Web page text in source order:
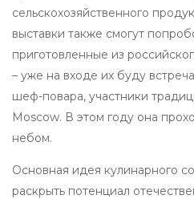
сельскохозяйственного
выставки также смогут
приготовленные из
– уже на входе их буду
шеф-повара, участники
Moscow. В этом году она
небом.
Основная идея кулинарного
раскрыть потенциал